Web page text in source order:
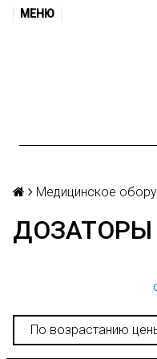
МЕНЮ
Медицинское
ДОЗАТОРЫ